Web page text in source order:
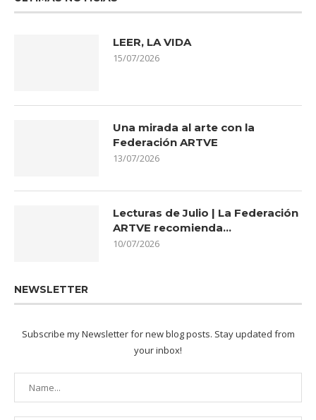
LEER, LA VIDA
15/07/2026
Una mirada al arte con la
Federación ARTVE
13/07/2026
Lecturas de Julio | La Federación
ARTVE recomienda…
10/07/2026
NEWSLETTER
Subscribe my Newsletter for new blog posts. Stay updated from
your inbox!